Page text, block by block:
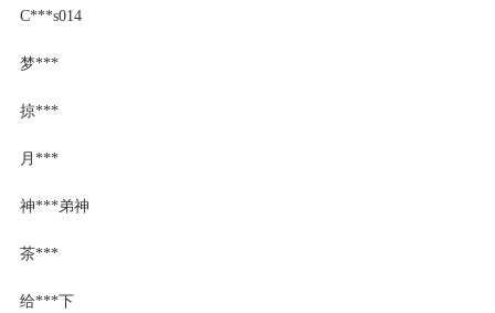
C***s014
梦***
掠***
月***
神***弟神
茶***
给***下